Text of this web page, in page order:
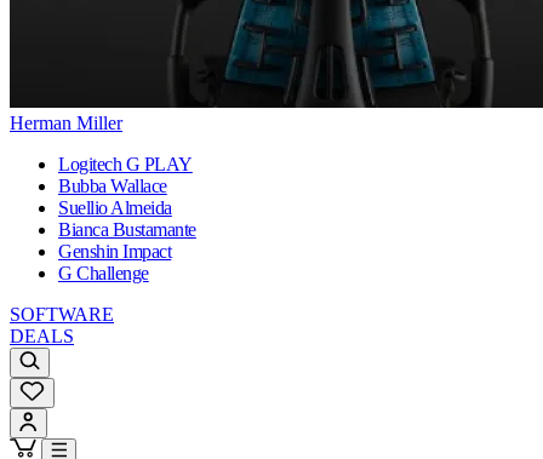
Herman Miller
Logitech G PLAY
Bubba Wallace
Suellio Almeida
Bianca Bustamante
Genshin Impact
G Challenge
SOFTWARE
DEALS